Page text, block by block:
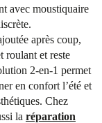
avec moustiquaire
après coup,
roulant et reste
2-en-1 permet
en confort l’été et
Chez
la réparation